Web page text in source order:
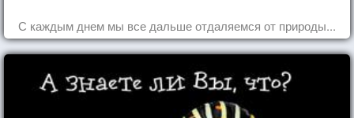
С каждым днем мы все дальше отдаляемся от природы...